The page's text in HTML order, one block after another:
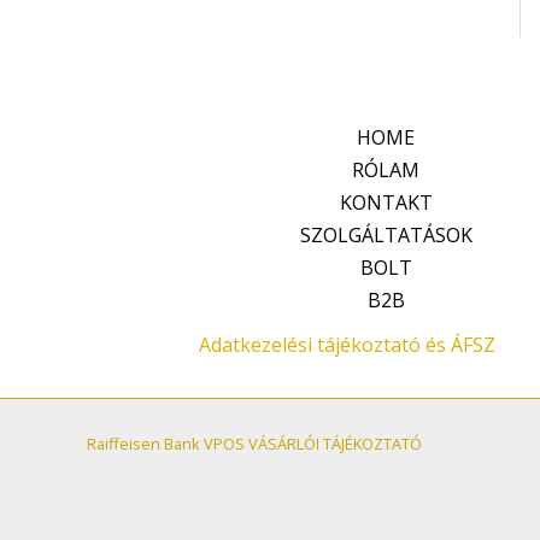
HOME
RÓLAM
KONTAKT
SZOLGÁLTATÁSOK
BOLT
B2B
Adatkezelési tájékoztató és ÁFSZ
Raiffeisen Bank VPOS VÁSÁRLÓI TÁJÉKOZTATÓ